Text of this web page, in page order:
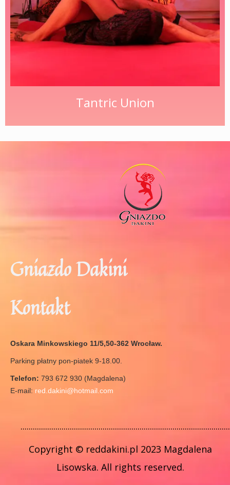
Tantric Union
Gniazdo Dakini
Kontakt
Oskara Minkowskiego 11/5,50-362 Wrocław.
Parking płatny pon-piatek 9-18.00.
Telefon: 793 672 930 (Magdalena)
E-mail: red.dakini@hotmail.com
Copyright © reddakini.pl 2023 Magdalena
Lisowska. All rights reserved.